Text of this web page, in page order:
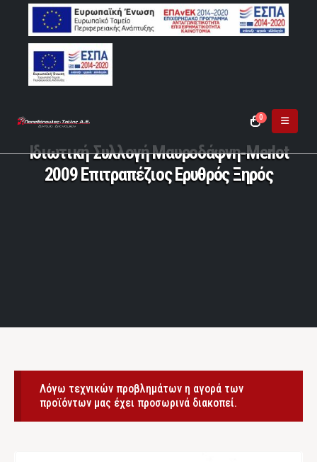
0
Ιδιωτική Συλλογή Μαυροδάφνη-Merlot
2009 Επιτραπέζιος Ερυθρός Ξηρός
Λόγω τεχνικών προβλημάτων η αγορά των
προϊόντων μας έχει προσωρινά διακοπεί.